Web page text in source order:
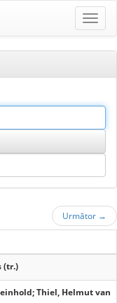
Următor →
(tr.)
Thiel, Helmut van